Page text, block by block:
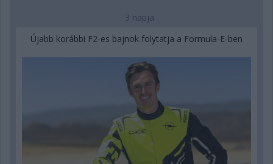
3 napja
Újabb korábbi F2-es bajnok folytatja a Formula-E-ben